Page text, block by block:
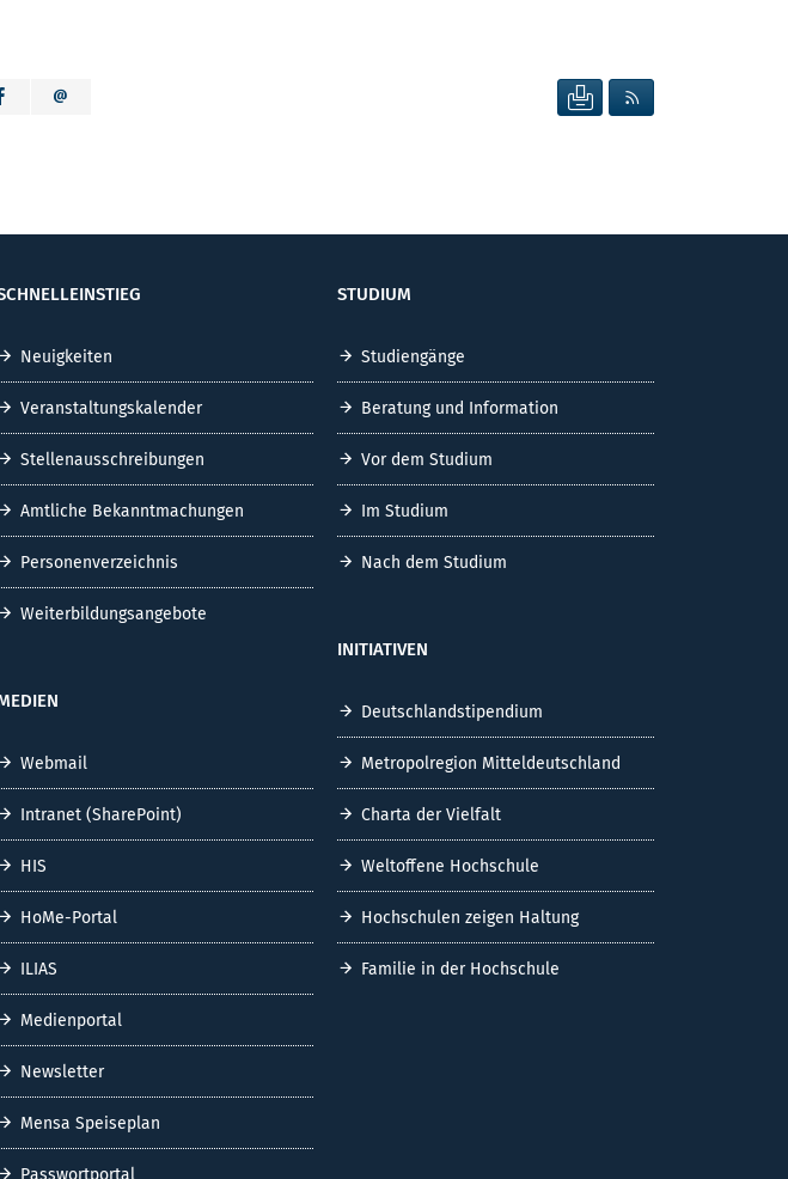
SEITE DRUCKEN
Neuigkeiten
Veranstaltungskalender
Stellenausschreibungen
Amtliche Bekanntmachungen
Personenverzeichnis
Weiterbildungsangebote
Webmail
Intranet (SharePoint)
HIS
HoMe-Portal
ILIAS
Medienportal
Newsletter
Mensa Speiseplan
Passwortportal
STUDIUM
Studiengänge
Beratung und Information
Vor dem Studium
Im Studium
Nach dem Studium
INITIATIVEN
Deutschlandstipendium
Metropolregion Mitteldeutschland
Charta der Vielfalt
Weltoffene Hochschule
Hochschulen zeigen Haltung
Familie in der Hochschule